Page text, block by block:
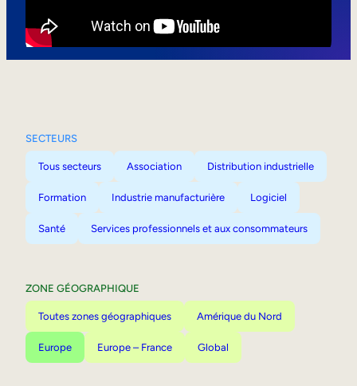
SECTEURS
Tous secteurs Association Distribution industrielle
Formation Industrie manufacturière Logiciel
Santé Services professionnels et aux consommateurs
ZONE GÉOGRAPHIQUE
Toutes zones géographiques Amérique du Nord
Europe Europe – France Global